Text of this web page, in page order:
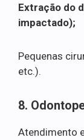
Extração do
impactado);
Pequenas
etc.).
8.
Atendimento